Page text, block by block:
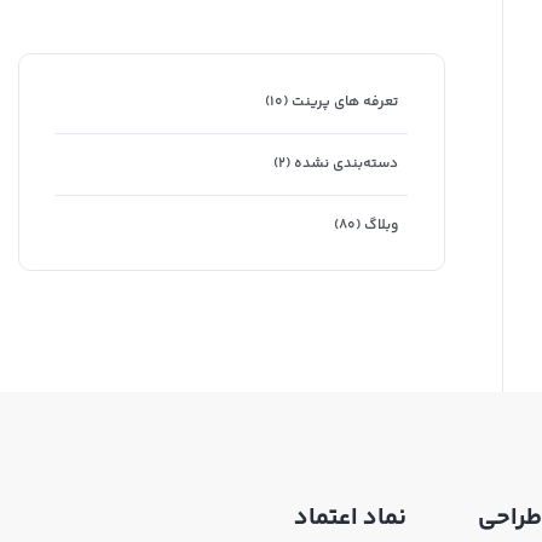
تعرفه های پرینت (۱۰)
دسته‌بندی نشده (۲)
وبلاگ (۸۰)
نماد اعتماد